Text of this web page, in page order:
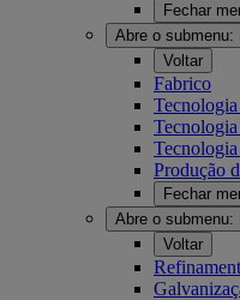
Fechar
Abre o submenu:
Voltar
Fabrico
Tecnologia
Produção
Fechar
Abre o submenu:
Voltar